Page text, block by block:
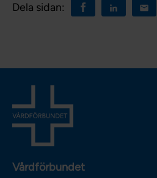
Dela sidan:
Vårdförbundet